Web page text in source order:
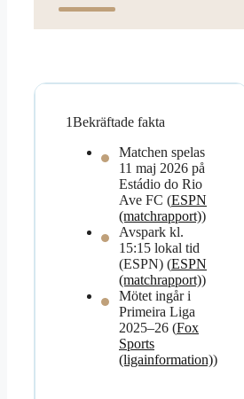
1Bekräftade fakta
Matchen spelas
11 maj 2026 på
Estádio do Rio
Ave FC (ESPN
(matchrapport))
Avspark kl.
15:15 lokal tid
(ESPN) (ESPN
(matchrapport))
Mötet ingår i
Primeira Liga
2025–26 (Fox
Sports
(ligainformation))